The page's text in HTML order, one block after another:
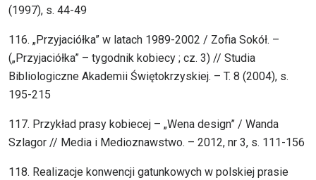
(1997), s. 44-49
116. „Przyjaciółka” w latach 1989-2002 / Zofia Sokół. –
(„Przyjaciółka” – tygodnik kobiecy ; cz. 3) // Studia
Bibliologiczne Akademii Świętokrzyskiej. – T. 8 (2004), s.
195-215
117. Przykład prasy kobiecej – „Wena design” / Wanda
Szlagor // Media i Medioznawstwo. – 2012, nr 3, s. 111-156
118. Realizacje konwencji gatunkowych w polskiej prasie